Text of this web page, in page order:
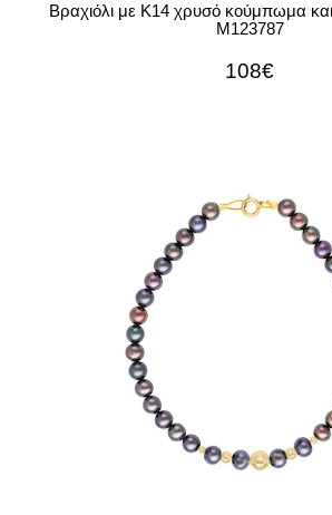
Βραχιόλι με Κ14 χρυσό κούμπωμα
M123787
108€